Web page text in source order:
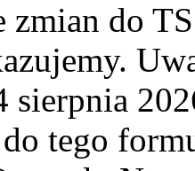
zmian do
sierpnia
tego